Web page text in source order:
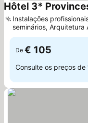
Hôtel 3*
Instalações
seminários, Arquitetura
histórica
De € 105
Consulte os preços de